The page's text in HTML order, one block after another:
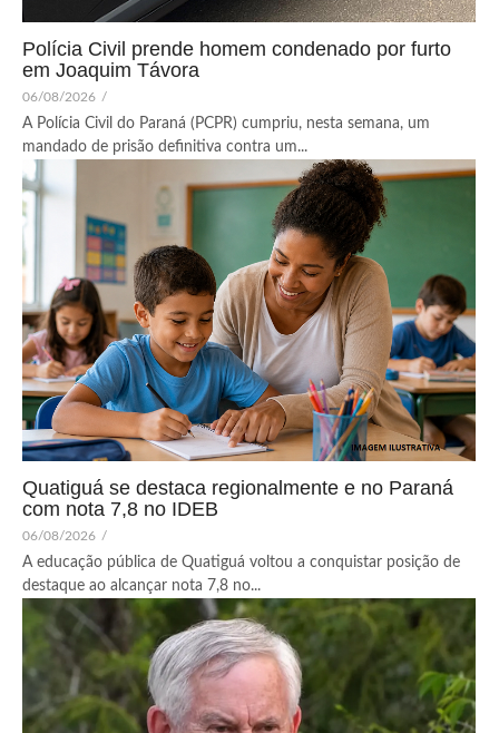
Polícia Civil prende homem condenado por furto
em Joaquim Távora
06/08/2026 /
A Polícia Civil do Paraná (PCPR) cumpriu, nesta semana, um
mandado de prisão definitiva contra um...
Quatiguá se destaca regionalmente e no Paraná
com nota 7,8 no IDEB
06/08/2026 /
A educação pública de Quatiguá voltou a conquistar posição de
destaque ao alcançar nota 7,8 no...